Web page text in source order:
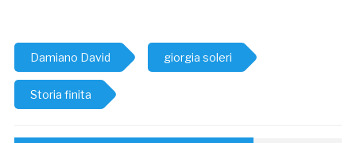
Damiano David giorgia soleri
Storia finita